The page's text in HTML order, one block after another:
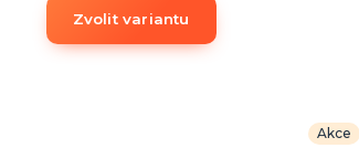
Zvolit variantu
Akce